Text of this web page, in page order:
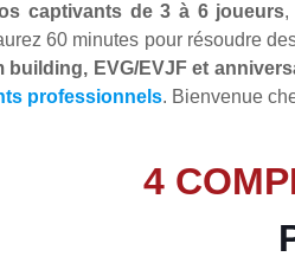
captivants de 3 à 6 joueurs,
60 minutes pour résoudre
building, EVG/EVJF et
professionnels. Bienvenue
4